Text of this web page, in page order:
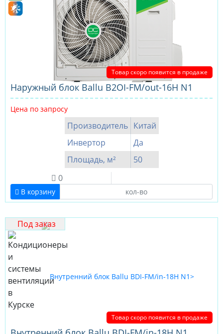
Товар скоро появится в продаже
Наружный блок Ballu B2OI-FM/out-16H N1
Цена по запросу
Производитель Китай
Инвертор
Да
Площадь, м²
50
0
В корзину
Под заказ
Товар скоро появится в продаже